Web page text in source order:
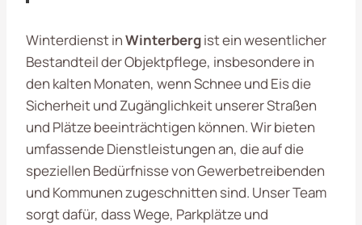
Winterdienst inWinterbergist ein wesentlicher
Bestandteil der Objektpflege, insbesondere in
den kalten Monaten, wenn Schnee und Eis die
Sicherheit und Zugänglichkeit unserer Straßen
und Plätze beeinträchtigen können. Wir bieten
umfassende Dienstleistungen an, die auf die
speziellen Bedürfnisse von Gewerbetreibenden
und Kommunen zugeschnitten sind. Unser Team
sorgt dafür, dass Wege, Parkplätze und